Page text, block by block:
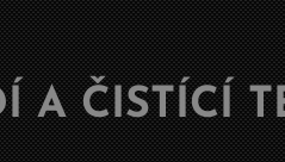
A ČISTÍCÍ